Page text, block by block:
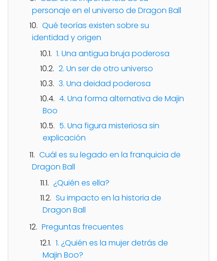
personaje en el universo de Dragon Ball
Qué teorías existen sobre su
identidad y origen
1. Una antigua bruja poderosa
2. Un ser de otro universo
3. Una deidad poderosa
4. Una forma alternativa de Majin
Boo
5. Una figura misteriosa sin
explicación
Cuál es su legado en la franquicia de
Dragon Ball
¿Quién es ella?
Su impacto en la historia de
Dragon Ball
Preguntas frecuentes
1. ¿Quién es la mujer detrás de
Majin Boo?